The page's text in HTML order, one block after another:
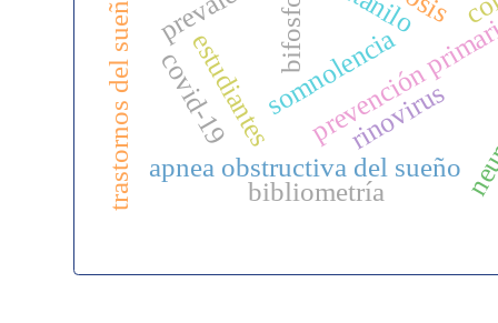
prevención
apnea obstructiva del sueño
somnolencia
estudiantes
trastornos del sueño covid-19 rinovirus
bibliometría